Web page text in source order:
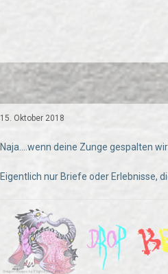
15. Oktober 2018
Naja....wenn deine Zunge gespalten
Eigentlich nur Briefe oder Erlebnisse,